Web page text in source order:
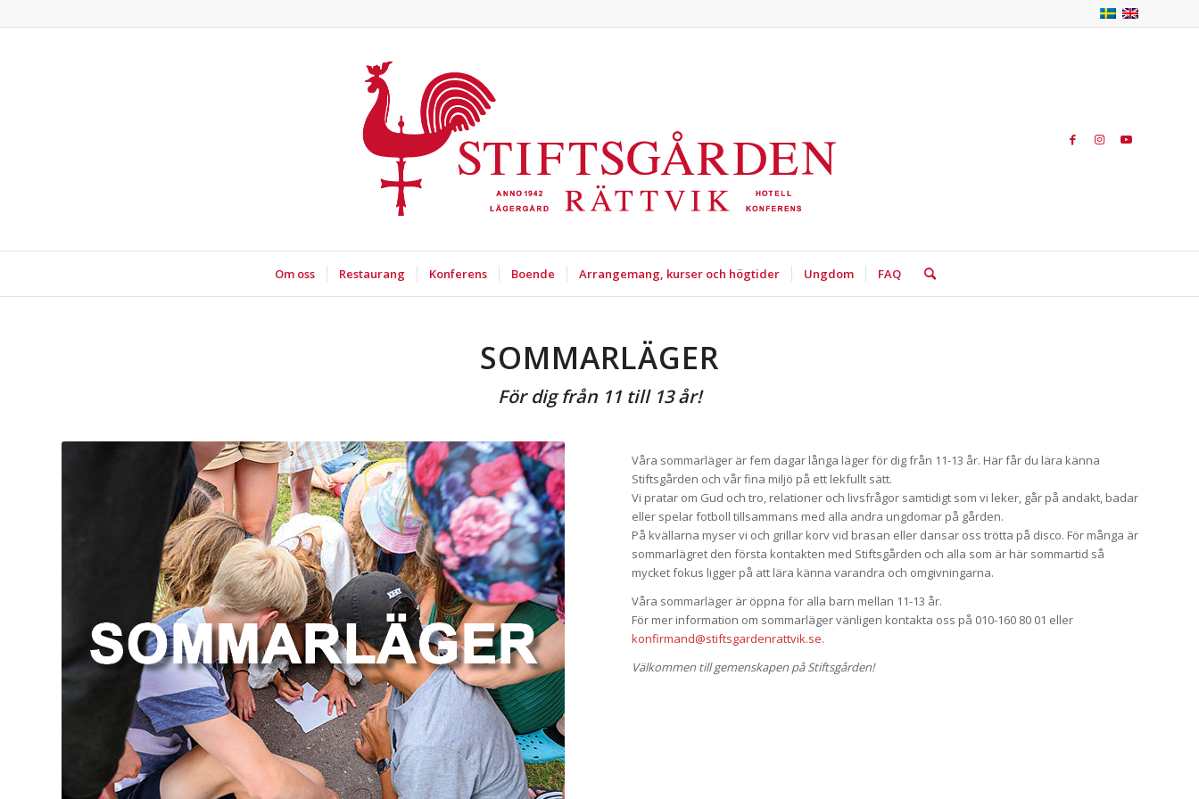
Om oss Restaurang Konferens Boende Arrangemang, kurser och högtider Ungdom FAQ
SOMMARLÄGER
För dig från 11 till 13 år!
Våra sommarläger är fem dagar långa läger för dig från 11-13 år. Här får du lära känna
Stiftsgården och vår fina miljö på ett lekfullt sätt.
Vi pratar om Gud och tro, relationer och livsfrågor samtidigt som vi leker, går på andakt, badar
eller spelar fotboll tillsammans med alla andra ungdomar på gården.
På kvällarna myser vi och grillar korv vid brasan eller dansar oss trötta på disco. För många är
sommarlägret den första kontakten med Stiftsgården och alla som är här sommartid så
mycket fokus ligger på att lära känna varandra och omgivningarna.
Våra sommarläger är öppna för alla barn mellan 11-13 år.
För mer information om sommarläger vänligen kontakta oss på 010-160 80 01 eller
konfirmand@stiftsgardenrattvik.se.
Välkommen till gemenskapen på Stiftsgården!